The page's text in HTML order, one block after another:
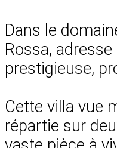
Dans le
Rossa,
prestigieuse,
Cette villa vue
répartie sur